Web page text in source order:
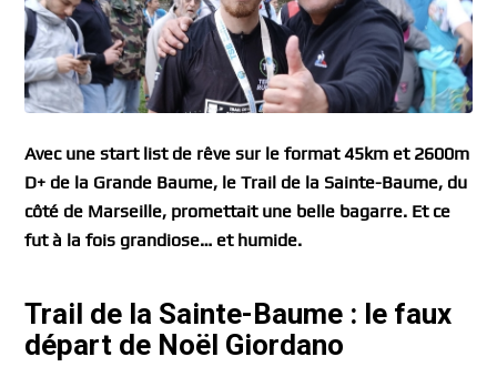
Avec une start list de rêve sur le format 45km et 2600m
D+ de la Grande Baume, le Trail de la Sainte-Baume, du
côté de Marseille, promettait une belle bagarre. Et ce
fut à la fois grandiose… et humide.
Trail de la Sainte-Baume : le faux
départ de Noël Giordano